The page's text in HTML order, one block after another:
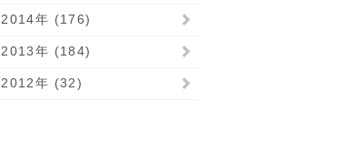
2014年 (176)
2013年 (184)
2012年 (32)